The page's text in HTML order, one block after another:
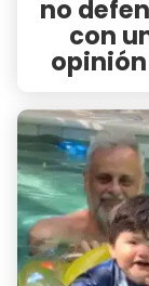
no
con